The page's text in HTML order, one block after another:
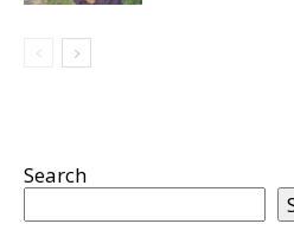
Search